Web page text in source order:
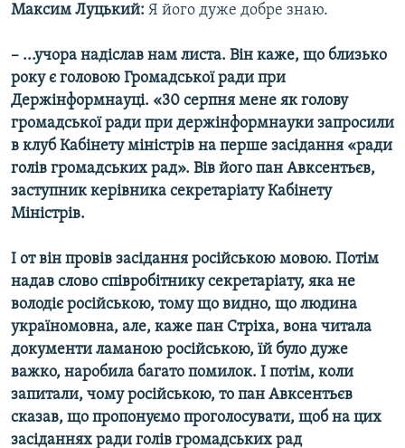
Максим Луцький: Я його дуже добре знаю.
– ...учора надіслав нам листа. Він каже, що близько
року є головою Громадської ради при
Держінформнауці. «30 серпня мене як голову
громадської ради при держінформнауки запросили
в клуб Кабінету міністрів на перше засідання «ради
голів громадських рад». Вів його пан Авксентьєв,
заступник керівника секретаріату Кабінету
Міністрів.
І от він провів засідання російською мовою. Потім
надав слово співробітнику секретаріату, яка не
володіє російською, тому що видно, що людина
україномовна, але, каже пан Стріха, вона читала
документи ламаною російською, їй було дуже
важко, наробила багато помилок. І потім, коли
запитали, чому російською, то пан Авксентьєв
сказав, що пропонуємо проголосувати, щоб на цих
засіданнях ради голів громадських рад